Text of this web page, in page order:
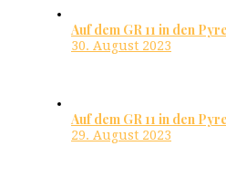
Auf dem GR 11 in den
30. August 2023
Auf dem GR 11 in den
29. August 2023